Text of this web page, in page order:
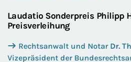
Laudatio Sonderpreis Philipp
Preisverleihung
Rechtsanwalt und Notar Dr.
Vizepräsident der